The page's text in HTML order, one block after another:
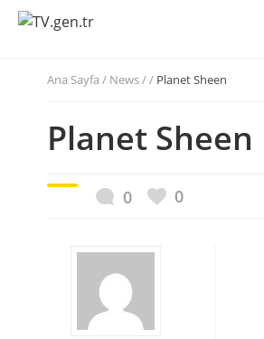
Ana Sayfa / News / / Planet Sheen
Planet Sheen
0 0